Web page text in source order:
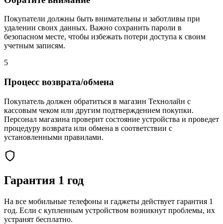
Покупатели должны быть внимательны и заботливы при
удалении своих данных. Важно сохранить пароли в
безопасном месте, чтобы избежать потери доступа к своим
учетным записям.
5
Процесс возврата/обмена
Покупатель должен обратиться в магазин Технолайн с
кассовым чеком или другим подтверждением покупки.
Персонал магазина проверит состояние устройства и проведет
процедуру возврата или обмена в соответствии с
установленными правилами.
Гарантия 1 год
На все мобильные телефоны и гаджеты действует гарантия 1
год. Если с купленным устройством возникнут проблемы, их
устранят бесплатно.